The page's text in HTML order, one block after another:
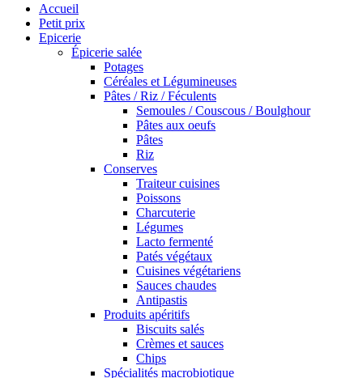
Accueil
Petit prix
Epicerie
Épicerie salée
Potages
Céréales et Légumineuses
Pâtes / Riz / Féculents
Semoules / Couscous / Boulghour
Pâtes aux oeufs
Pâtes
Riz
Conserves
Traiteur cuisines
Poissons
Charcuterie
Légumes
Lacto fermenté
Patés végétaux
Cuisines végétariens
Sauces chaudes
Antipastis
Produits apéritifs
Biscuits salés
Crèmes et sauces
Chips
Spécialités macrobiotique